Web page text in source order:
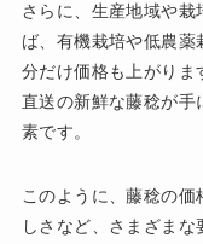
さらに、生産地域や栽
ば、有機栽培や低農薬
分だけ価格も上がりま
直送の新鮮な藤稔が手
素です。
このように、藤稔の
しさなど、さまざま